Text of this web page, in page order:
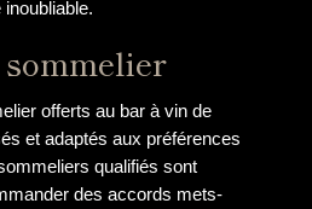
offerts au bar à vin de
et adaptés aux préférences
qualifiés sont
des accords mets-